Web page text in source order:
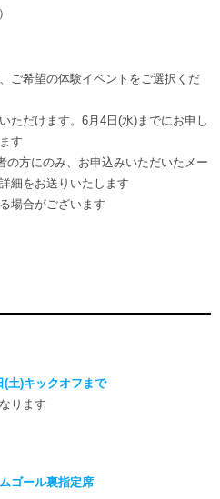
ご希望の体験イベントをご選択くだ
ただけます。6月4日(水)までにお申し
す
方にのみ、お申込みいただいたメー
細をお送りいたします
場合がございます
(土)キックオフまで
ります
ゴール裏指定席